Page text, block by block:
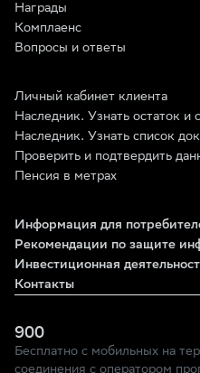
Награды
Комплаенс
Вопросы и ответы
Личный кабинет клиента
Наследник. Узнать остаток и
Наследник. Узнать список
Проверить и подтвердить
Пенсия в метрах
Информация для
Рекомендации по защите
Инвестиционная
Контакты
900
Бесплатно с мобильных на